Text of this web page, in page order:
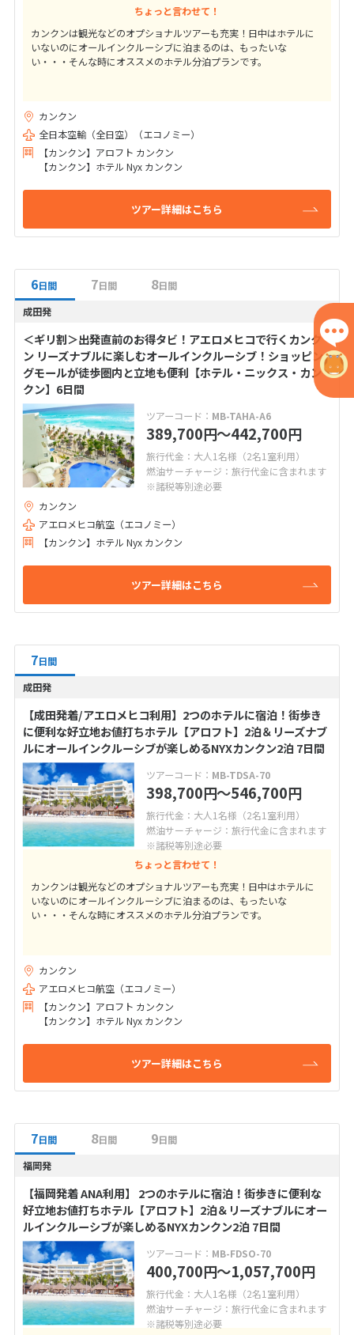
ちょっと言わせて！
カンクンは観光などのオプショナルツアーも充実！日中はホテルに
いないのにオールインクルーシブに泊まるのは、もったいな
い・・・そんな時にオススメのホテル分泊プランです。
カンクン
全日本空輸（全日空）（エコノミー）
【カンクン】アロフト カンクン
【カンクン】ホテル Nyx カンクン
ツアー詳細はこちら
6日間 7日間 8日間
成田発
＜ギリ割＞出発直前のお得タビ！アエロメヒコで行くカンク
ン リーズナブルに楽しむオールインクルーシブ！ショッピン
グモールが徒歩圏内と立地も便利【ホテル・ニックス・カン
クン】6日間
ツアーコード： MB-TAHA-A6
389,700円〜442,700円
旅行代金：大人1名様（2名1室利用）
燃油サーチャージ：旅行代金に含まれます
※諸税等別途必要
カンクン
アエロメヒコ航空（エコノミー）
【カンクン】ホテル Nyx カンクン
ツアー詳細はこちら
7日間
成田発
【成田発着/アエロメヒコ利用】2つのホテルに宿泊！街歩き
に便利な好立地お値打ちホテル【アロフト】2泊＆リーズナブ
ルにオールインクルーシブが楽しめるNYXカンクン2泊 7日間
ツアーコード： MB-TDSA-70
398,700円〜546,700円
旅行代金：大人1名様（2名1室利用）
燃油サーチャージ：旅行代金に含まれます
※諸税等別途必要
ちょっと言わせて！
カンクンは観光などのオプショナルツアーも充実！日中はホテルに
いないのにオールインクルーシブに泊まるのは、もったいな
い・・・そんな時にオススメのホテル分泊プランです。
カンクン
アエロメヒコ航空（エコノミー）
【カンクン】アロフト カンクン
【カンクン】ホテル Nyx カンクン
ツアー詳細はこちら
7日間 8日間 9日間
福岡発
【福岡発着 ANA利用】 2つのホテルに宿泊！街歩きに便利な
好立地お値打ちホテル【アロフト】2泊＆リーズナブルにオー
ルインクルーシブが楽しめるNYXカンクン2泊 7日間
ツアーコード： MB-FDSO-70
400,700円〜1,057,700円
旅行代金：大人1名様（2名1室利用）
燃油サーチャージ：旅行代金に含まれます
※諸税等別途必要